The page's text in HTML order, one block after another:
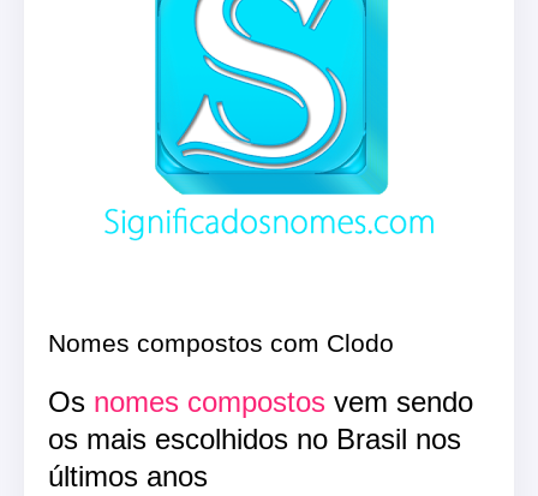
Nomes compostos com Clodo
Os nomes compostos vem sendo
os mais escolhidos no Brasil nos
últimos anos